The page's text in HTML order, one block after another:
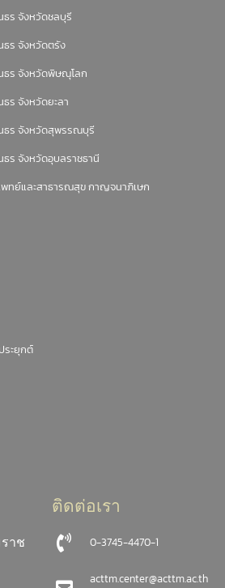
ร จังหวัดชลบุรี
ร จังหวัดตรัง
ธร จังหวัดพิษณุโลก
ร จังหวัดยะลา
ธร จังหวัดสุพรรณบุรี
ร จังหวัดอุบลราชธานี
พทย์และสาธารณสุข กาญจนาภิเษก
ระยุกต์
าช
ติดต่อเรา
0-3745-4470-1
acttm.center@acttm.ac.th